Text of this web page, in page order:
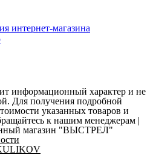
интернет-магазина
информационный характер и не
Для получения подробной
указанных товаров и
к нашим менеджерам |
магазин "ВЫСТРЕЛ"